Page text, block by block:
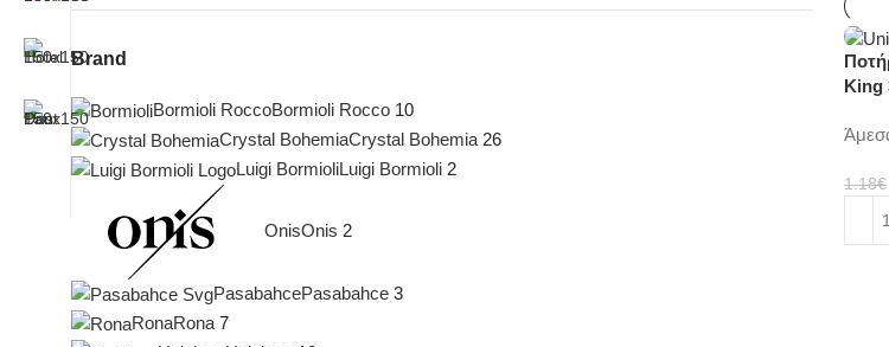
Brand
Bormioli RoccoBormioli Rocco 10
Crystal BohemiaCrystal Bohemia 26
Luigi BormioliLuigi Bormioli 2
OnisOnis 2
PasabahcePasabahce 3
RonaRona 7
-30%
King
1.18€